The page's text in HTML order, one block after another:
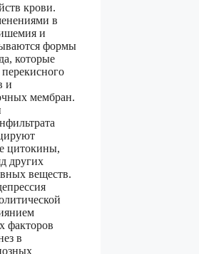
крови.
в
и
формы
которые
и
мембран.
цитокины,
других
веществ.
факторов
в